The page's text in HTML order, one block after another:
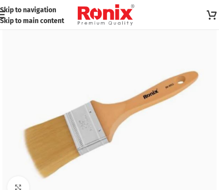
Skip to navigation
Skip to main content